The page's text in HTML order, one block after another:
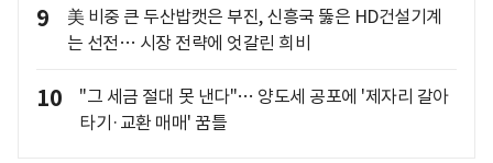
9
美 비중 큰 두산밥캣은 부진, 신흥국 뚫은 HD건설기계
는 선전… 시장 전략에 엇갈린 희비
10
"그 세금 절대 못 낸다"… 양도세 공포에 '제자리 갈아
타기·교환 매매' 꿈틀